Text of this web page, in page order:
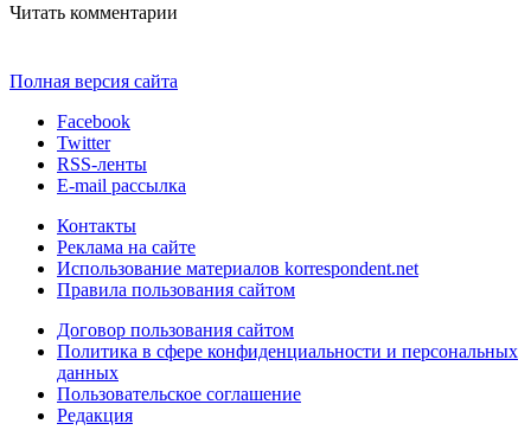
Читать комментарии
Полная версия сайта
Facebook
Twitter
RSS-ленты
E-mail рассылка
Контакты
Реклама на сайте
Использование материалов korrespondent.net
Правила пользования сайтом
Договор пользования сайтом
Политика в сфере конфиденциальности и персональных
данных
Пользовательское соглашение
Редакция